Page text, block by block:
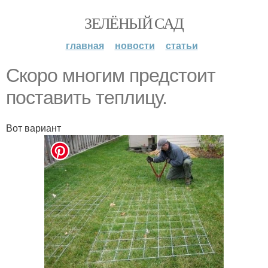
ЗЕЛЁНЫЙ САД
главная новости статьи
Скоро многим предстоит
поставить теплицу.
Вот вариант